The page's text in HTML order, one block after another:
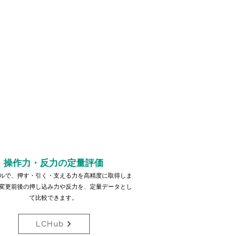
操作力・反力の定量評価
で、押す・引く・支える力を高精度に取得しま
更前後の押し込み力や反力を、定量データとし
て比較できます。
LCHub